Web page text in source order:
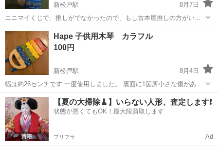
新松戸駅
8月7日
エニマイくじで、推しがでなかったので、もし古本屋推しの方がいれ
ば、定価ですが、お譲りできればと思って、投稿しました。 新松戸駅
付近まで取りにきていただけるかた優先します。 ぜひ、可愛がって頂
けるかたのところに、いけることを、...
千葉 松戸市 新松戸駅 おもちゃ
Hape 子供用木琴 カラフル
100円
新松戸駅
8月4日
幅は約26センチです 一度使用しました。 裏面に1箇所小さな傷があり
ます。 音楽に詳しい人が、ミとソが若干音がズレてると言ってまし
た。新品時からであることご了承ください。 お取引は非対面です。 だ
いたいの受け取り日時...
千葉 松戸市 新松戸駅 おもちゃ
【夏の大掃除🧹】いらない人形、査定します❗️
状態が悪くてもOK！最大限買取します
プリフラ Ad